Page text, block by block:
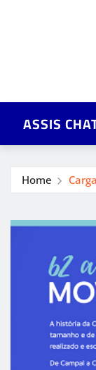
ASSIS
Home